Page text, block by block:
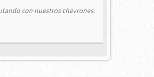
con nuestros chevrones.